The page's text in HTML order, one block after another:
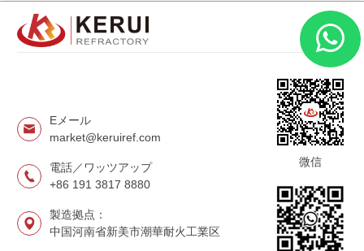
Eメール
market@keruiref.com
電話／ワッツアップ
+86 191 3817 8880
製造拠点：
中国河南省新美市潮華耐火工業区
微信